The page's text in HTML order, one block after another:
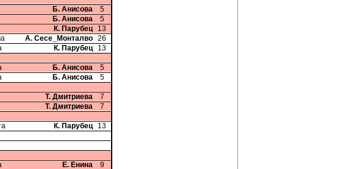
Б. Анисова
5
Б. Анисова
5
К. Парубец
13
А. Сесе_Монталво 26
К. Парубец
13
Б. Анисова
5
Б. Анисова
5
Т. Дмитриева
7
Т. Дмитриева
7
К. Парубец
13
Е. Енина
9